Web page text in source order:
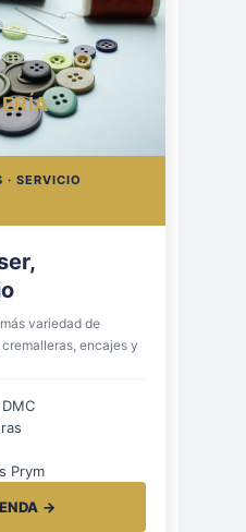
· SERVICIO
variedad de
encajes y
Prym
→